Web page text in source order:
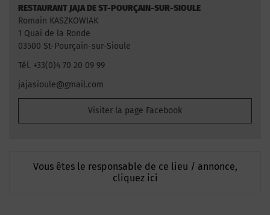
RESTAURANT JAJA DE ST-POURÇAIN-SUR-SIOULE
Romain KASZKOWIAK
1 Quai de la Ronde
03500 St-Pourçain-sur-Sioule
Tél. +33(0)4 70 20 09 99
jajasioule@gmail.com
Visiter la page Facebook
Vous êtes le responsable de ce lieu / annonce,
cliquez ici